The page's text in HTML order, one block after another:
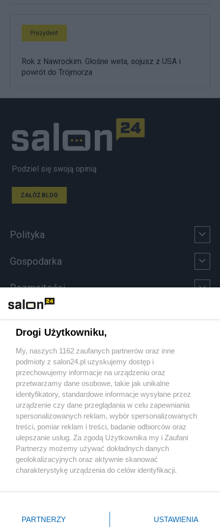
Prezydent
Rok z Nawrockim. Głośne weta, sojusz z USA i
powrót do Trójmorza
Podziel się swoją opinią
ZAŁÓŻ BLOG
Polityka
Gospodarka
Rozmaitości
Sport
Społeczeństwo
Kultura
X Facebook Instagram Youtube
Drogi Użytkowniku,
My, naszych 1162 zaufanych partnerów oraz inne
podmioty z salon24.pl uzyskujemy dostęp i
przechowujemy informacje na urządzeniu oraz
przetwarzamy dane osobowe, takie jak unikalne
identyfikatory, standardowe informacje wysyłane przez
urządzenie czy dane przeglądania w celu zapewniania
spersonalizowanych reklam, wybór spersonalizowanych
treści, pomiar reklam i treści, badanie odbiorców oraz
ulepszanie usług. Za zgodą Użytkownika my i Zaufani
Partnerzy możemy używać dokładnych danych
geolokalizacyjnych oraz aktywnie skanować
charakterystykę urządzenia do celów identyfikacji.
zmienić/wycofać klikając przycisk ustawień prywatności
PARTNERZY USTAWIENIA